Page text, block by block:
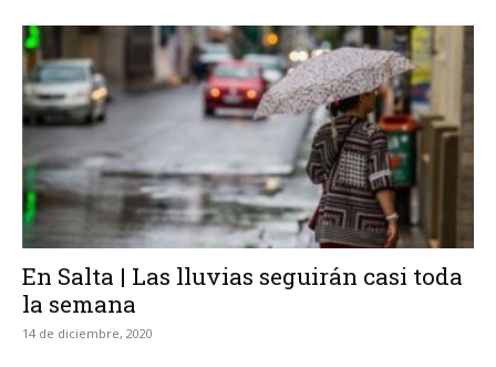
En Salta | Las lluvias seguirán casi toda
la semana
14 de diciembre, 2020